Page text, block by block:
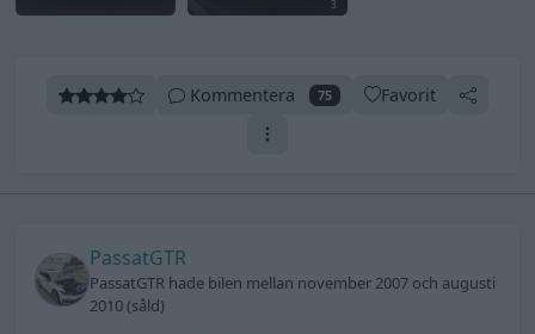
3
Kommentera 75 Favorit
PassatGTR
PassatGTR hade bilen mellan november 2007 och augusti
2010 (såld)